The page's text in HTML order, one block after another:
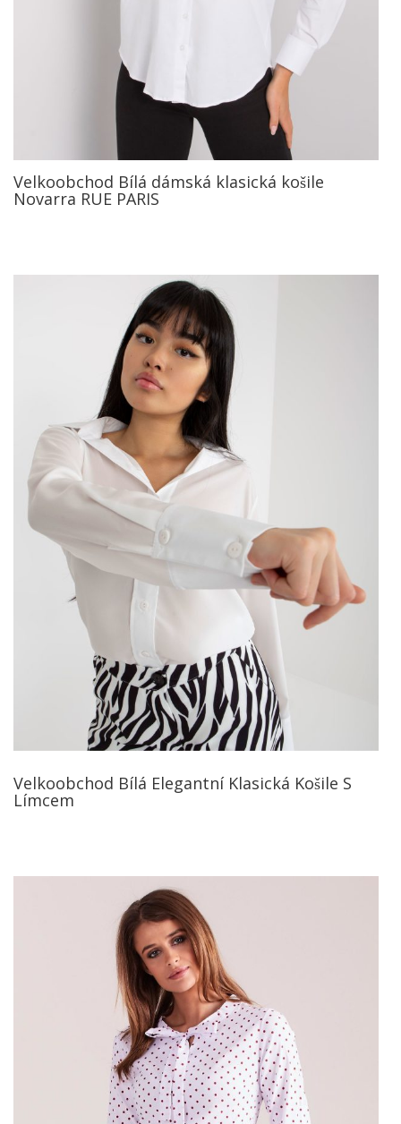
Velkoobchod Bílá dámská klasická košile
Novarra RUE PARIS
Velkoobchod Bílá Elegantní Klasická Košile S
Límcem